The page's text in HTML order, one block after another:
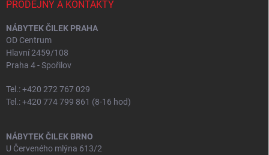
PRODEJNY A KONTAKTY
NÁBYTEK ČILEK PRAHA
OD Centrum
Hlavní 2459/108
Praha 4 - Spořilov
Tel.: +420 272 767 029
Tel.: +420 774 799 861 (8-16 hod)
NÁBYTEK ČILEK BRNO
U Červeného mlýna 613/2